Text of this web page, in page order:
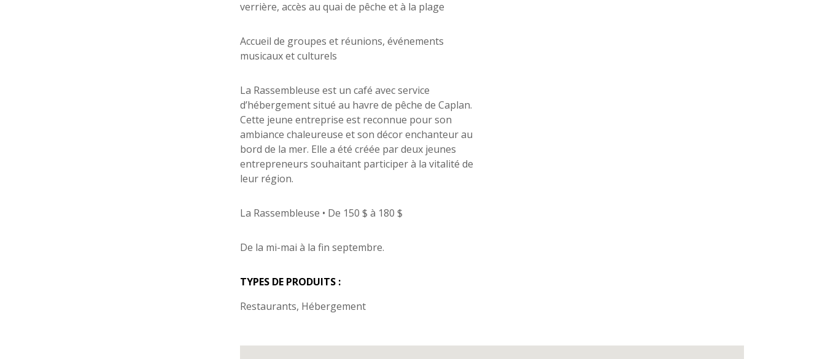
verrière, accès au quai de pêche et à la plage
Accueil de groupes et réunions, événements
musicaux et culturels
La Rassembleuse est un café avec service
d’hébergement situé au havre de pêche de Caplan.
Cette jeune entreprise est reconnue pour son
ambiance chaleureuse et son décor enchanteur au
bord de la mer. Elle a été créée par deux jeunes
entrepreneurs souhaitant participer à la vitalité de
leur région.
La Rassembleuse • De 150 $ à 180 $
De la mi-mai à la fin septembre.
TYPES DE PRODUITS :
Restaurants, Hébergement